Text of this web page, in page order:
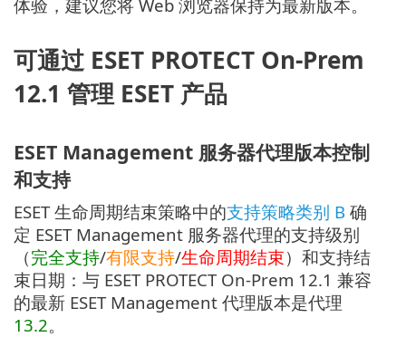
体验，建议您将 Web 浏览器保持为最新版本。
可通过 ESET PROTECT On-Prem
12.1 管理 ESET 产品
ESET Management 服务器代理版本控制
和支持
ESET 生命周期结束策略中的支持策略类别 B 确
定 ESET Management 服务器代理的支持级别
（完全支持/有限支持/生命周期结束）和支持结
束日期：与 ESET PROTECT On-Prem 12.1 兼容
的最新 ESET Management 代理版本是代理
13.2。